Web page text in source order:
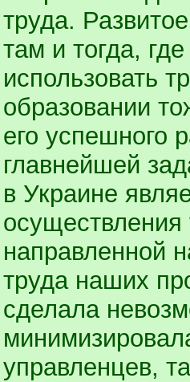
труда.
там и тогда,
использовать
образовании
его успешного
главнейшей
в Украине
осуществления
направленной
труда наших
сделала
управленцев,